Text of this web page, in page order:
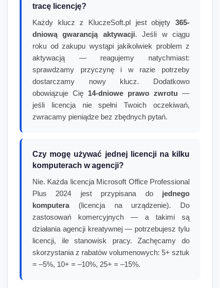
tracę licencję?
Każdy klucz z KluczeSoft.pl jest objęty 365-
dniową gwarancją aktywacji. Jeśli w ciągu
roku od zakupu wystąpi jakikolwiek problem z
aktywacją — reagujemy natychmiast:
sprawdzamy przyczynę i w razie potrzeby
dostarczamy nowy klucz. Dodatkowo
obowiązuje Cię 14-dniowe prawo zwrotu —
jeśli licencja nie spełni Twoich oczekiwań,
zwracamy pieniądze bez zbędnych pytań.
Czy mogę używać jednej licencji na kilku
komputerach w agencji?
Nie. Każda licencja Microsoft Office Professional
Plus 2024 jest przypisana do jednego
komputera(licencja na urządzenie). Do
zastosowań komercyjnych — a takimi są
działania agencji kreatywnej — potrzebujesz tylu
licencji, ile stanowisk pracy. Zachęcamy do
skorzystania z rabatów volumenowych: 5+ sztuk
= –5%, 10+ = –10%, 25+ = –15%.